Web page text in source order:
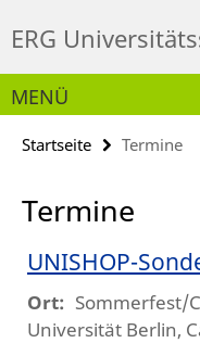
direkt
Inhalt
ERG
Service-
Navigation
MENÜ
Startseite Termine
Termine
UNISHOP-
Ort: Sommerfest/
Universität Berlin,